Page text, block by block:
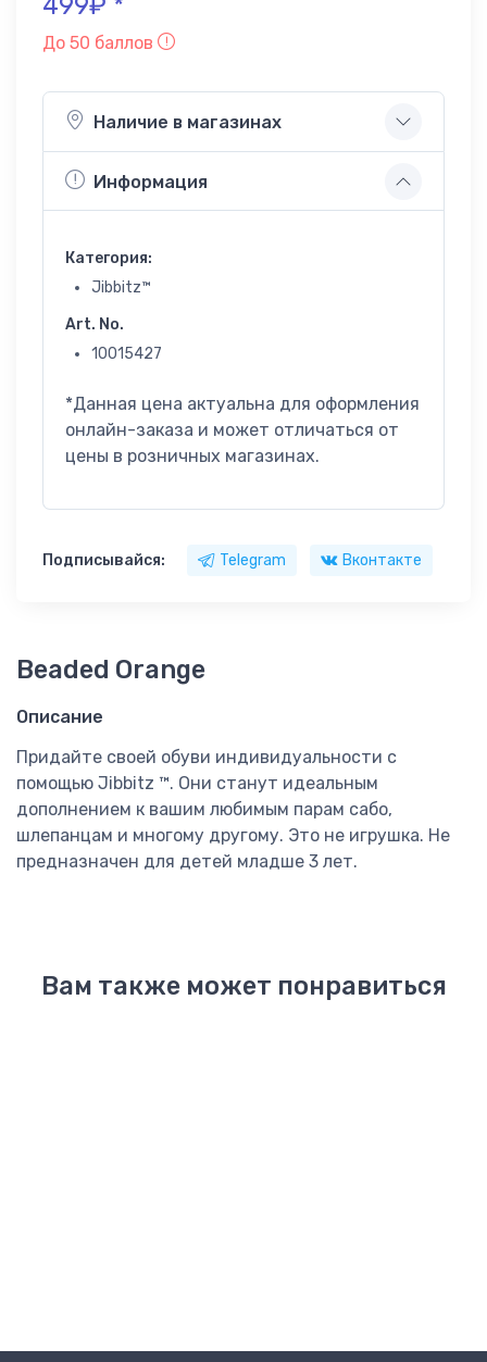
До 50 баллов
Наличие в магазинах
Информация
Категория:
Jibbitz™
Art. No.
10015427
*Данная цена актуальна для оформления
онлайн-заказа и может отличаться от
цены в розничных магазинах.
Подписывайся: Telegram Вконтакте
Beaded Orange
Описание
Придайте своей обуви индивидуальности с
помощью Jibbitz ™. Они станут идеальным
дополнением к вашим любимым парам сабо,
шлепанцам и многому другому. Это не игрушка. Не
предназначен для детей младше 3 лет.
Вам также может понравиться